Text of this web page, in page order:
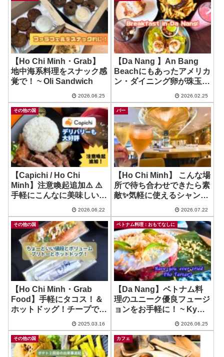
【Ho Chi Minh・Grab】
地中海系料理をスナック感
覚で！ ~ Oli Sandwich
2026.06.25
【Da Nang 】An Bang
Beachにもあったアメリカ
ン・ダイニング卵が珠玉の
Bottom
2026.02.25
その他の国
【Capichi / Ho Chi
Minh】注意喚起追加⚠️ ⚠️
手軽にこんなに美味しい牛
園 Gyutan Koshien
2026.06.22
バー
【Ho Chi Minh】 こんな場
所で待ち合わせできたら素
敵✨気軽に使えるシャンパ
Champagne Bar
2026.07.22
その他の国
【Ho Chi Minh・Grab
Food】手軽にタコス！＆
ホットドッグ！チープでえ
2025.03.16
ベトナム料理：おもてなしに
【Da Nang】ベトナム料
理のユニーク優良フュージ
ョンをお手軽に！ ~ Ky
2026.06.25
その他の国 カフェ